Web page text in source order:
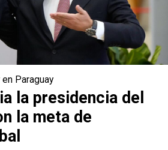
Paraguay
la presidencia del
la meta de